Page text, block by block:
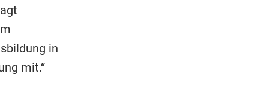
in
mit.“